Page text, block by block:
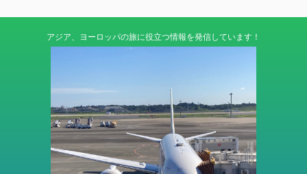
アジア、ヨーロッパの旅に役立つ情報を発信しています！